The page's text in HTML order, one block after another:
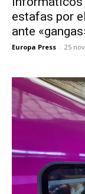
estafas por
ante
Europa Press - 25